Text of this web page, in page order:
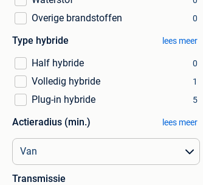
Overige brandstoffen 0
Type hybride lees meer
Half hybride 0
Volledig hybride 1
Plug-in hybride 5
Actieradius (min.) lees meer
Transmissie